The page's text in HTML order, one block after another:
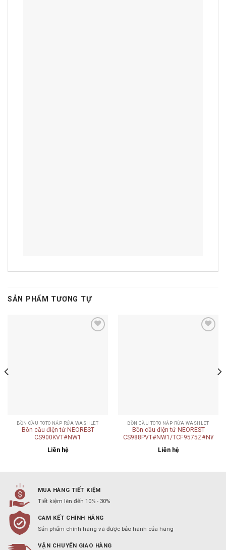
SẢN PHẨM TƯƠNG TỰ
BỒN CẦU TOTO NẮP RỬA WASHLET
Bồn cầu điện tử NEOREST
CS900KVT#NW1
Liên hệ
BỒN CẦU TOTO NẮP RỬA WASHLET
Bồn cầu điện tử NEOREST
CS988PVT#NW1/TCF9575Z#NW1/
Liên hệ
MUA HÀNG TIẾT KIỆM
Tiết kiệm lên đến 10% - 30%
CAM KẾT CHÍNH HÃNG
Sản phẩm chính hàng và được bảo hành của hãng
VẬN CHUYỂN GIAO HÀNG